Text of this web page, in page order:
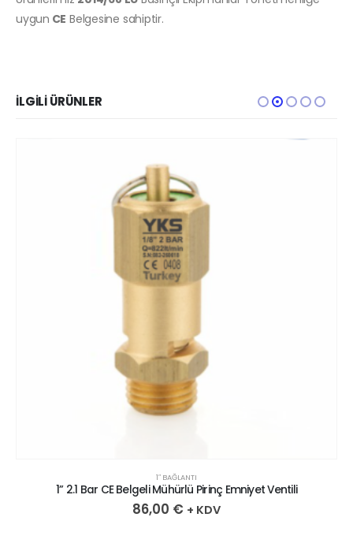
uygun CE Belgesine sahiptir.
İLGILI ÜRÜNLER
1″ BAĞLANTI
1” 2.1 Bar CE Belgeli Mühürlü Pirinç Emniyet Ventili
86,00 € + KDV